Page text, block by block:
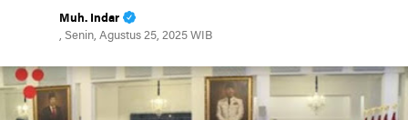
Muh. Indar
, Senin, Agustus 25, 2025 WIB